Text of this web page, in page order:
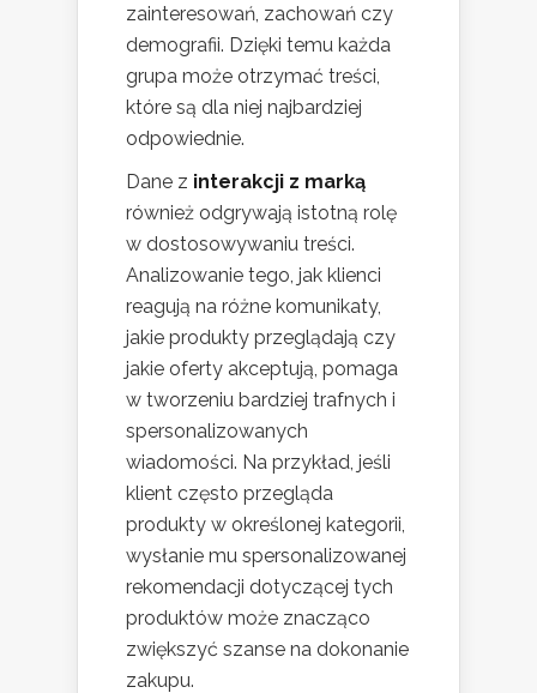
zainteresowań, zachowań czy
demografii. Dzięki temu każda
grupa może otrzymać treści,
które są dla niej najbardziej
odpowiednie.
Dane z interakcji z marką
również odgrywają istotną rolę
w dostosowywaniu treści.
Analizowanie tego, jak klienci
reagują na różne komunikaty,
jakie produkty przeglądają czy
jakie oferty akceptują, pomaga
w tworzeniu bardziej trafnych i
spersonalizowanych
wiadomości. Na przykład, jeśli
klient często przegląda
produkty w określonej kategorii,
wysłanie mu spersonalizowanej
rekomendacji dotyczącej tych
produktów może znacząco
zwiększyć szanse na dokonanie
zakupu.